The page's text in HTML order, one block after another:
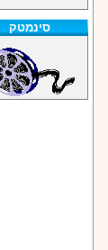
סינמטק